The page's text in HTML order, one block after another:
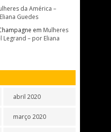
da América –
Guedes
em Mulheres
Legrand – por Eliana
abril 2020
março 2020